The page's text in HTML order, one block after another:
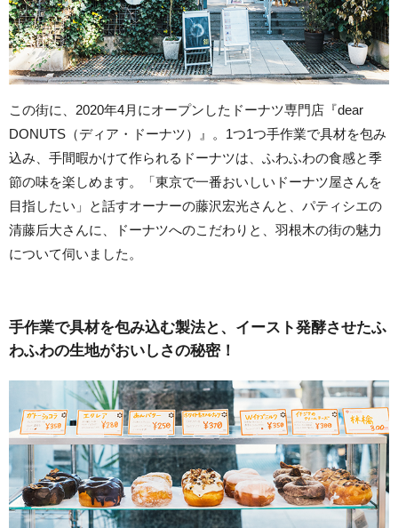
この街に、2020年4月にオープンしたドーナツ専門店『dear
DONUTS（ディア・ドーナツ）』。1つ1つ手作業で具材を包み
込み、手間暇かけて作られるドーナツは、ふわふわの食感と季
節の味を楽しめます。「東京で一番おいしいドーナツ屋さんを
目指したい」と話すオーナーの藤沢宏光さんと、パティシエの
清藤后大さんに、ドーナツへのこだわりと、羽根木の街の魅力
について伺いました。
手作業で具材を包み込む製法と、イースト発酵させたふ
わふわの生地がおいしさの秘密！